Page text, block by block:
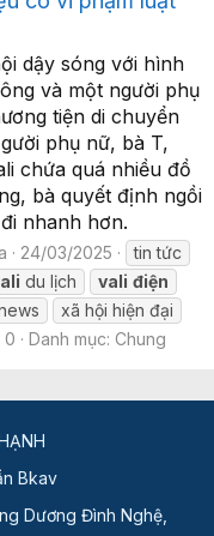
dậy sóng với hình
và một người phụ
tiện di chuyển
phụ nữ, bà T,
chứa quá nhiều đồ
bà quyết định ngồi
nhanh hơn.
24/03/2025
tin tức
du lịch vali điện
xã hội hiện đại
0 Danh mục: Chung
Bkav
Dương Đình Nghệ,